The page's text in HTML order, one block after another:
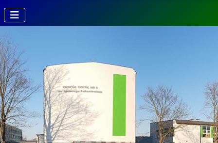
Kierunki w
Technikum